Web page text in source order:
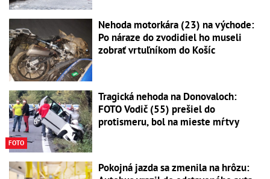
Nehoda motorkára (23) na východe:
Po náraze do zvodidiel ho museli
zobrať vrtuľníkom do Košíc
FOTO
Tragická nehoda na Donovaloch:
FOTO Vodič (55) prešiel do
protismeru, bol na mieste mŕtvy
Pokojná jazda sa zmenila na hrôzu: